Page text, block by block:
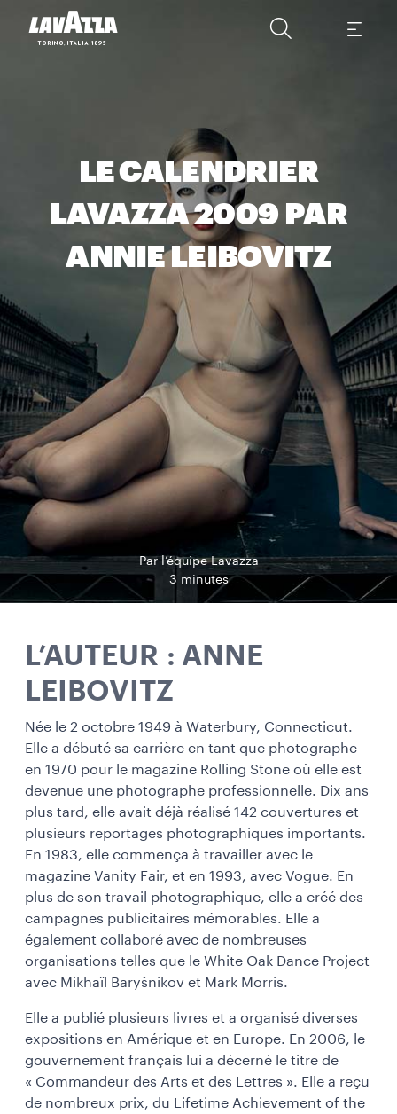
LE CALENDRIER
LAVAZZA 2009 PAR
ANNIE LEIBOVITZ
Par l’équipe Lavazza
3 minutes
L’AUTEUR : ANNE
LEIBOVITZ
Née le 2 octobre 1949 à Waterbury, Connecticut.
Elle a débuté sa carrière en tant que photographe
en 1970 pour le magazine Rolling Stone où elle est
devenue une photographe professionnelle. Dix ans
plus tard, elle avait déjà réalisé 142 couvertures et
plusieurs reportages photographiques importants.
En 1983, elle commença à travailler avec le
magazine Vanity Fair, et en 1993, avec Vogue. En
plus de son travail photographique, elle a créé des
campagnes publicitaires mémorables. Elle a
également collaboré avec de nombreuses
organisations telles que le White Oak Dance Project
avec Mikhaïl Baryšnikov et Mark Morris.
Elle a publié plusieurs livres et a organisé diverses
expositions en Amérique et en Europe. En 2006, le
gouvernement français lui a décerné le titre de
« Commandeur des Arts et des Lettres ». Elle a reçu
de nombreux prix, du Lifetime Achievement of the